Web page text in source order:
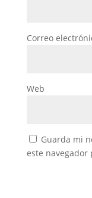
Correo
Web
Guarda mi
este navegador